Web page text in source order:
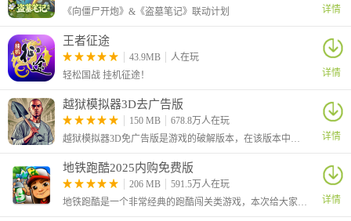
《向僵尸开炮》&《盗墓笔记》联动计划
详情
王者征途
43.9MB
人在玩
轻松国战 挂机征途！
详情
越狱模拟器3D去广告版
150 MB
678.8万人在玩
越狱模拟器3D免广告版是游戏的破解版本，在该版本中为玩家去除了广告，玩家可以不看广告直接获得奖励。这是一款身临其境的越狱模拟游戏，将策略、紧张感和秘密探索融为一体，提供一场充满挑战的自由之路。
详情
地铁跑酷2025内购免费版
206 MB
591.5万人在玩
地铁跑酷是一个非常经典的跑酷闯关类游戏，本次给大家带来的是2025最新破解版，解锁了全部内购的东西，打开商店就可以免费购买需要的道具
详情